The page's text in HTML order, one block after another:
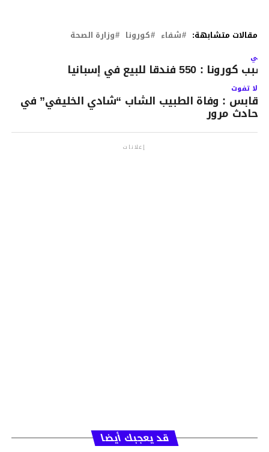
مقالات متشابهة: شفاء كورونا وزارة الصحة
كورونا : 550 فندقا للبيع في إسبانيا
لا تفوت
قابس : وفاة الطبيب الشاب “شادي الخليفي” في
حادث مرور
إعلانات
قد يعجبك أيضا